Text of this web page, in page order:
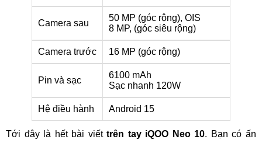
Camera sau
50 MP (góc rộng), OIS
8 MP, (góc siêu rộng)
Camera trước 16 MP (góc rộng)
Pin và sạc
6100 mAh
Sạc nhanh 120W
Hệ điều hành Android 15
Tới đây là hết bài viếttrên tay iQOO Neo 10. Bạn có ấn